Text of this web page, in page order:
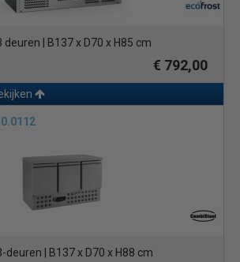
deuren | B137 x D70 x H85 cm
€ 792,00
deuren | B137 x D70 x H88 cm